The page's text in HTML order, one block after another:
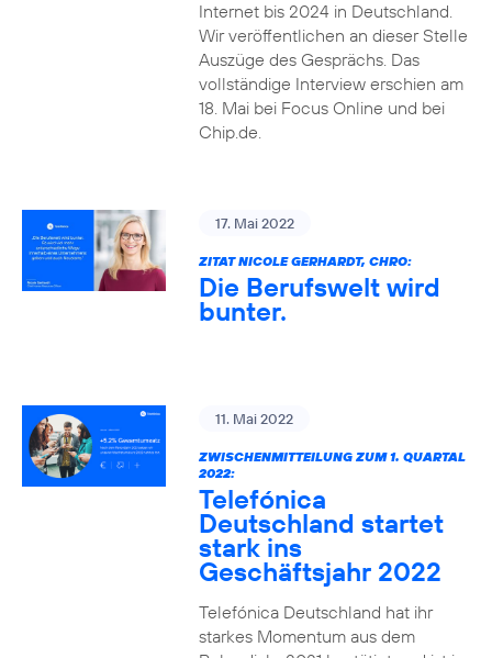
Internet bis 2024 in Deutschland.
Wir veröffentlichen an dieser Stelle
Auszüge des Gesprächs. Das
vollständige Interview erschien am
18. Mai bei Focus Online und bei
Chip.de.
17. Mai 2022
ZITAT NICOLE GERHARDT, CHRO:
Die Berufswelt wird
bunter.
11. Mai 2022
ZWISCHENMITTEILUNG ZUM 1. QUARTAL
2022:
Telefónica
Deutschland startet
stark ins
Geschäftsjahr 2022
Telefónica Deutschland hat ihr
starkes Momentum aus dem